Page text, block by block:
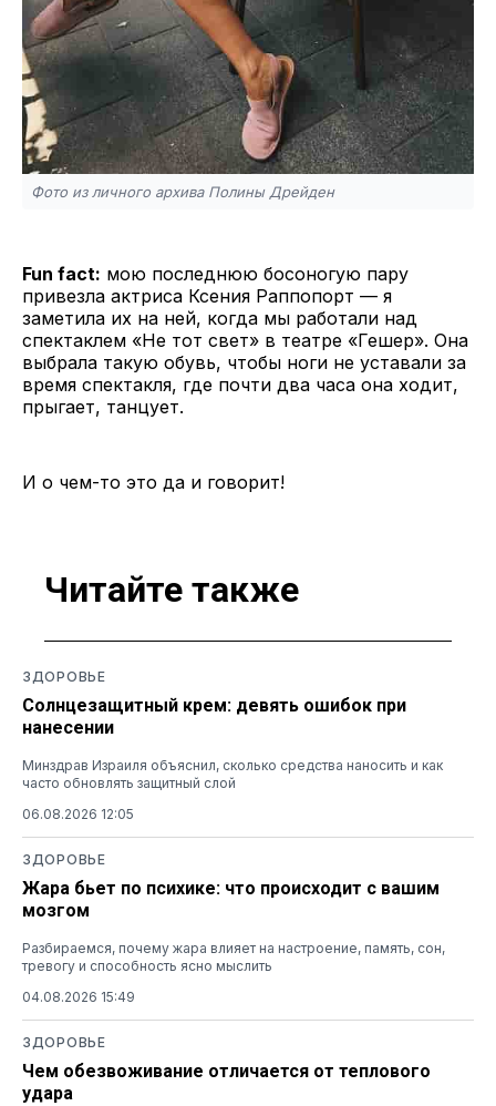
Фото из личного архива Полины Дрейден
Fun fact: мою последнюю босоногую пару
привезла актриса Ксения Раппопорт — я
заметила их на ней, когда мы работали над
спектаклем «Не тот свет» в театре «Гешер». Она
выбрала такую обувь, чтобы ноги не уставали за
время спектакля, где почти два часа она ходит,
прыгает, танцует.
И о чем-то это да и говорит!
Читайте также
ЗДОРОВЬЕ
Солнцезащитный крем: девять ошибок при
нанесении
Минздрав Израиля объяснил, сколько средства наносить и как
часто обновлять защитный слой
06.08.2026 12:05
ЗДОРОВЬЕ
Жара бьет по психике: что происходит с вашим
мозгом
Разбираемся, почему жара влияет на настроение, память, сон,
тревогу и способность ясно мыслить
04.08.2026 15:49
ЗДОРОВЬЕ
Чем обезвоживание отличается от теплового
удара